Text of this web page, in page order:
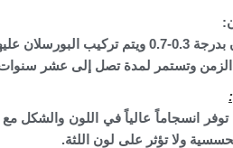
يتم نحت الاسنان بدرجة 0.3-0.7
الزمن وتستمر لمدة تصل إلى عشر سنوات.
انسجاماً عالياً في اللون والشكل
ولا تؤثر على لون اللثة.